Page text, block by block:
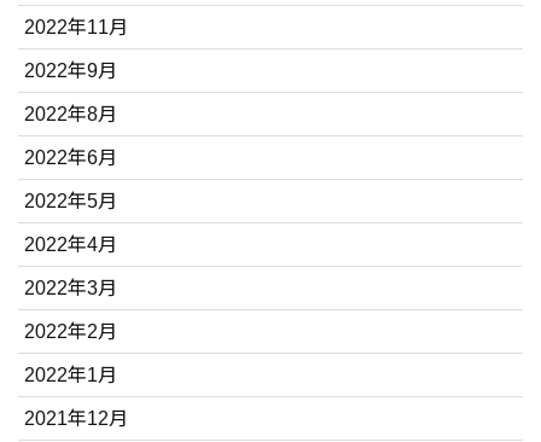
2022年11月
2022年9月
2022年8月
2022年6月
2022年5月
2022年4月
2022年3月
2022年2月
2022年1月
2021年12月